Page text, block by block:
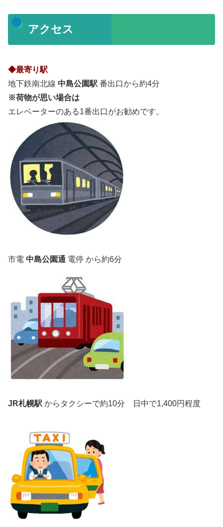
アクセス
◆最寄り駅
地下鉄南北線 中島公園駅 番出口から約4分
※荷物が思い場合は
エレベーターのある1番出口がお勧めです。
市電 中島公園通 電停 から約6分
JR札幌駅 からタクシーで約10分 日中で1,400円程度